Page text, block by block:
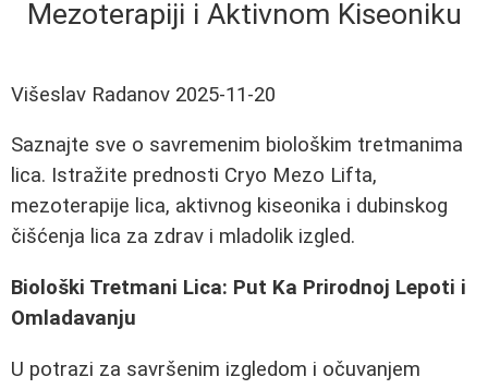
Mezoterapiji i Aktivnom Kiseoniku
Višeslav Radanov 2025-11-20
Saznajte sve o savremenim biološkim tretmanima
lica. Istražite prednosti Cryo Mezo Lifta,
mezoterapije lica, aktivnog kiseonika i dubinskog
čišćenja lica za zdrav i mladolik izgled.
Biološki Tretmani Lica: Put Ka Prirodnoj Lepoti i
Omladavanju
U potrazi za savršenim izgledom i očuvanjem